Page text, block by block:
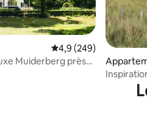
Évaluation moyenne
4,9 (249)
Muiderberg près